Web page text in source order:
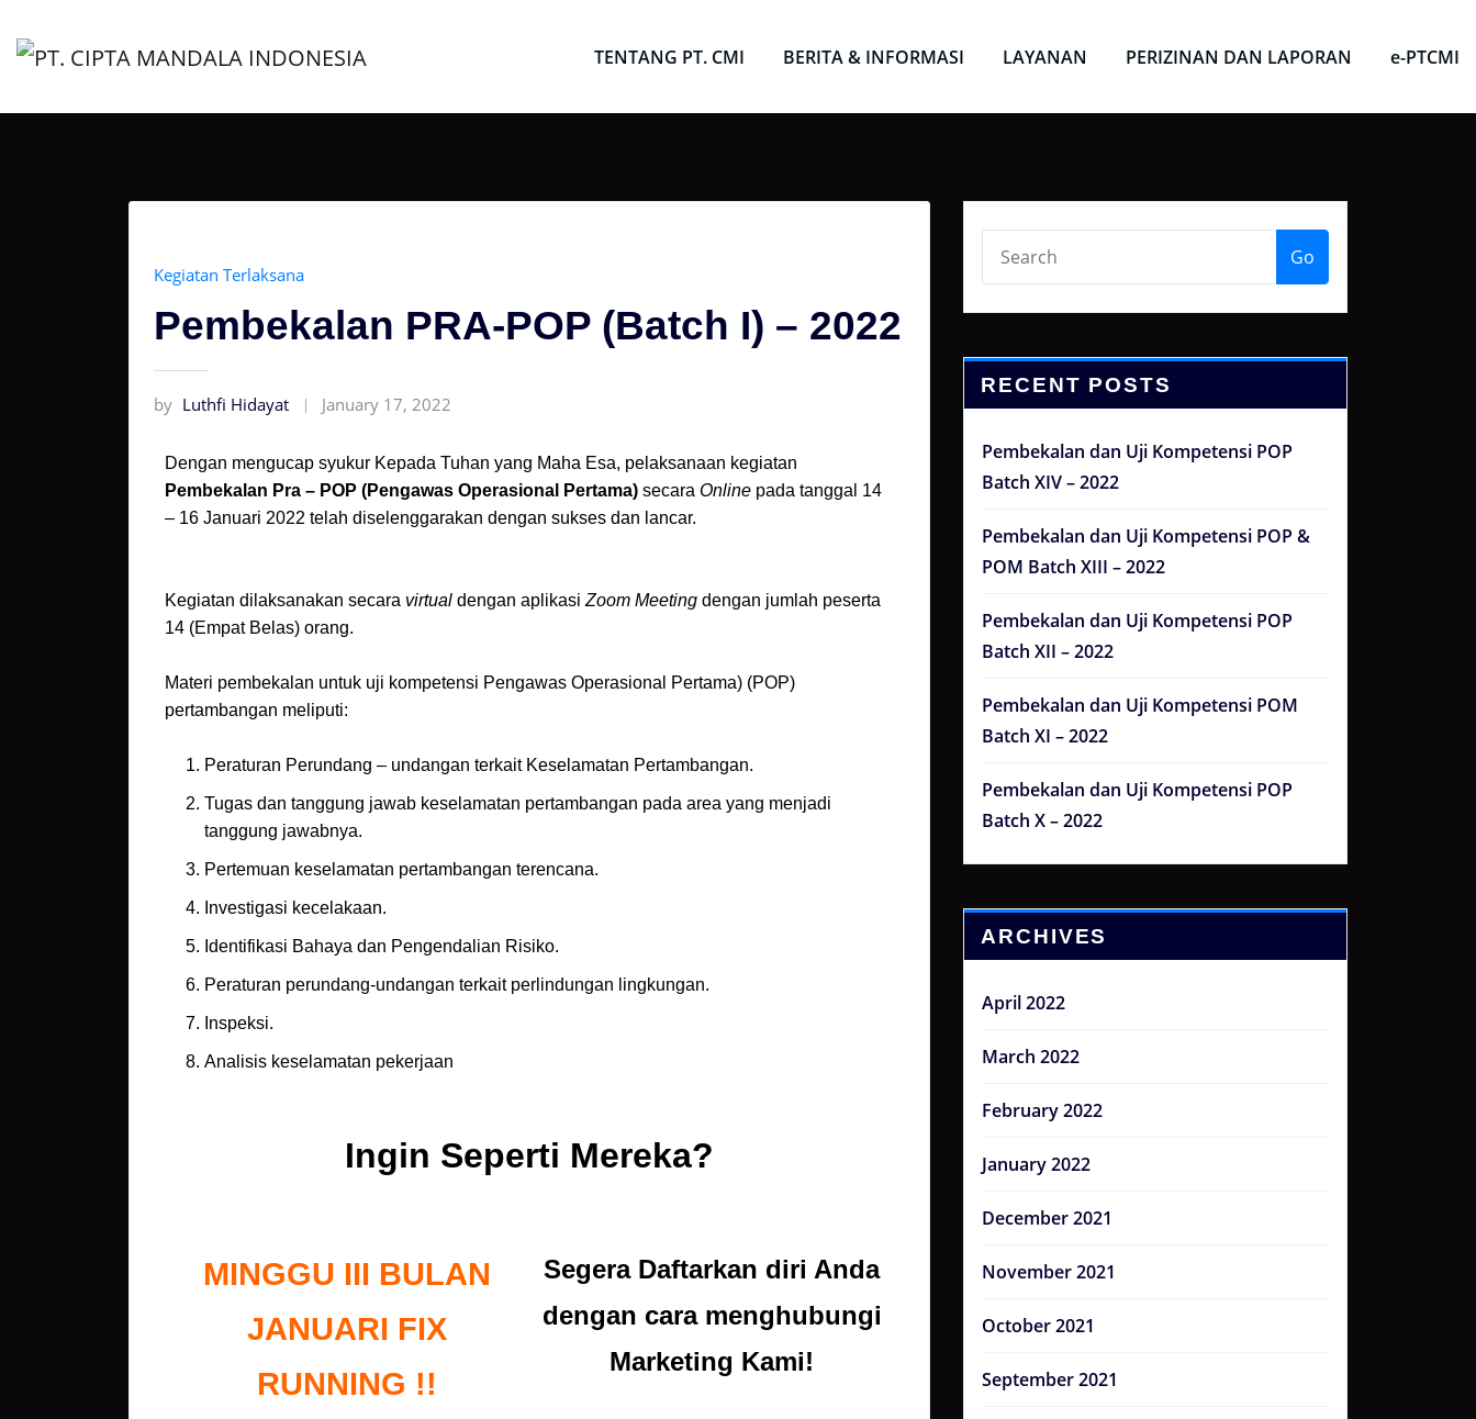
TENTANG PT. CMI BERITA & INFORMASI LAYANAN PERIZINAN DAN LAPORAN e-PTCMI
Kegiatan Terlaksana
Pembekalan PRA-POP (Batch I) – 2022
by Luthfi Hidayat January 17, 2022
Dengan mengucap syukur Kepada Tuhan yang Maha Esa, pelaksanaan kegiatan
Pembekalan Pra – POP (Pengawas Operasional Pertama) secara Online pada tanggal 14
– 16 Januari 2022 telah diselenggarakan dengan sukses dan lancar.
Kegiatan dilaksanakan secara virtual dengan aplikasi Zoom Meeting dengan jumlah peserta
14 (Empat Belas) orang.
Materi pembekalan untuk uji kompetensi Pengawas Operasional Pertama) (POP)
pertambangan meliputi:
Peraturan Perundang – undangan terkait Keselamatan Pertambangan.
Tugas dan tanggung jawab keselamatan pertambangan pada area yang menjadi
tanggung jawabnya.
Pertemuan keselamatan pertambangan terencana.
Investigasi kecelakaan.
Identifikasi Bahaya dan Pengendalian Risiko.
Peraturan perundang-undangan terkait perlindungan lingkungan.
Inspeksi.
Analisis keselamatan pekerjaan
Ingin Seperti Mereka?
MINGGU III BULAN
JANUARI FIX
RUNNING !!
Segera Daftarkan diri Anda
dengan cara menghubungi
Marketing Kami!
Go
RECENT POSTS
Pembekalan dan Uji Kompetensi POP
Batch XIV – 2022
Pembekalan dan Uji Kompetensi POP &
POM Batch XIII – 2022
Pembekalan dan Uji Kompetensi POP
Batch XII – 2022
Pembekalan dan Uji Kompetensi POM
Batch XI – 2022
Pembekalan dan Uji Kompetensi POP
Batch X – 2022
ARCHIVES
April 2022
March 2022
February 2022
January 2022
December 2021
November 2021
October 2021
September 2021